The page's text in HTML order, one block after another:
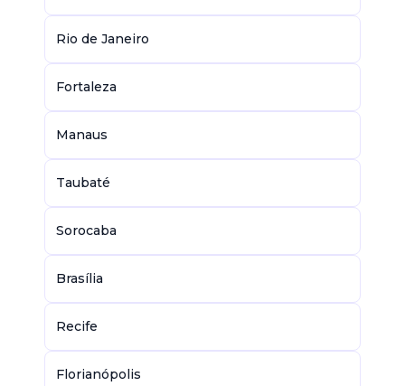
Rio de Janeiro
Fortaleza
Manaus
Taubaté
Sorocaba
Brasília
Recife
Florianópolis